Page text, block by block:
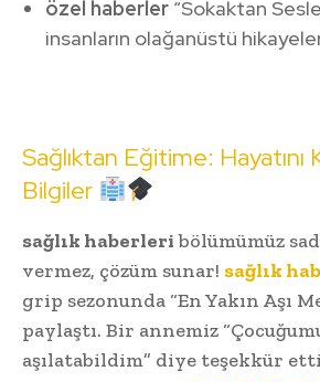
özel haberler “Sokaktan
insanların olağanüstü
Sağlıktan Eğitime: Hayatını
Bilgiler
sağlık haberleribölümümüz
vermez, çözüm sunar! sağlık
grip sezonunda “En Yakın Aşı
paylaştı. Bir annemiz
aşılatabildim” diye teşekkür